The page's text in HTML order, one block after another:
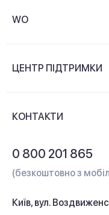
WO
Контакти
ЦЕНТР ПІДТРИМКИ
КОНТАКТИ
0 800 201 865
(безкоштовно з
Київ, вул.